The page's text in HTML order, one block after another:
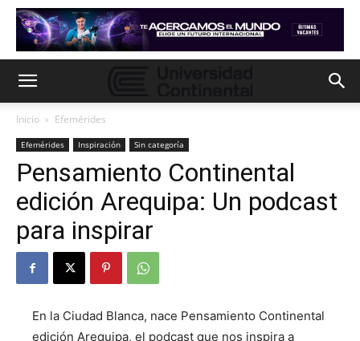
Inicio Efemérides
Efemérides Inspiración Sin categoría
Pensamiento Continental
edición Arequipa: Un podcast
para inspirar
En la Ciudad Blanca, nace Pensamiento Continental
edición Arequipa, el podcast que nos inspira a